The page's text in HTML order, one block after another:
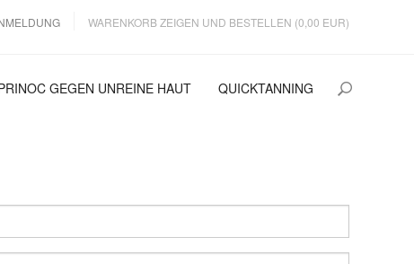
WARENKORB ZEIGEN UND BESTELLEN (0,00 EUR)
GEGEN UNREINE HAUT QUICKTANNING